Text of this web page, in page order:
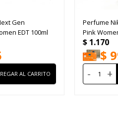
Gen
EDT 100ml
Perfume
Pink
$ 1.170
$
- +